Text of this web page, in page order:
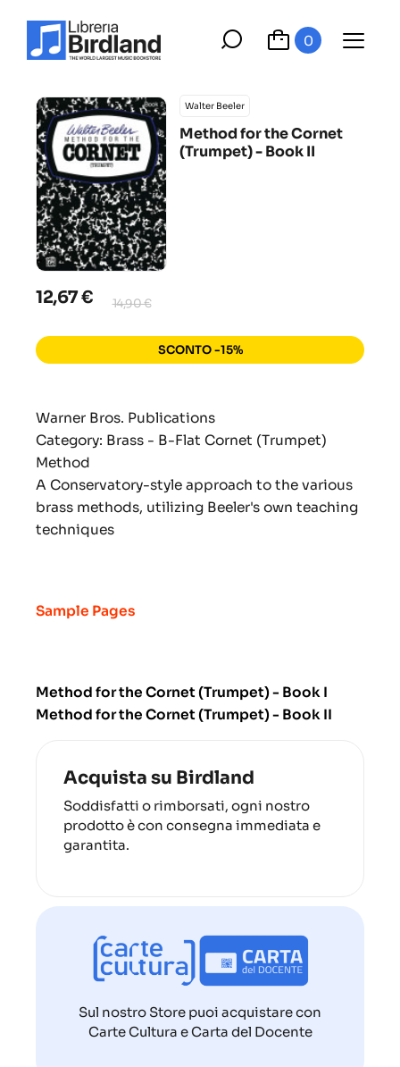
0
Walter Beeler
Method for the Cornet
(Trumpet) - Book II
12,67 € 14,90 €
SCONTO -15%
Warner Bros. Publications
Category: Brass - B-Flat Cornet (Trumpet)
Method
A Conservatory-style approach to the various
brass methods, utilizing Beeler's own teaching
techniques
Sample Pages
Method for the Cornet (Trumpet) - Book I
Method for the Cornet (Trumpet) - Book II
Acquista su Birdland
Soddisfatti o rimborsati, ogni nostro
prodotto è con consegna immediata e
garantita.
Sul nostro Store puoi acquistare con
Carte Cultura e Carta del Docente